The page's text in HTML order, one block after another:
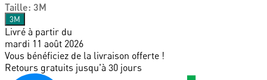
Taille: 3M
3M
Livré à partir du
mardi 11 août 2026
Vous bénéficiez de la livraison offerte !
Retours gratuits jusqu'à 30 jours